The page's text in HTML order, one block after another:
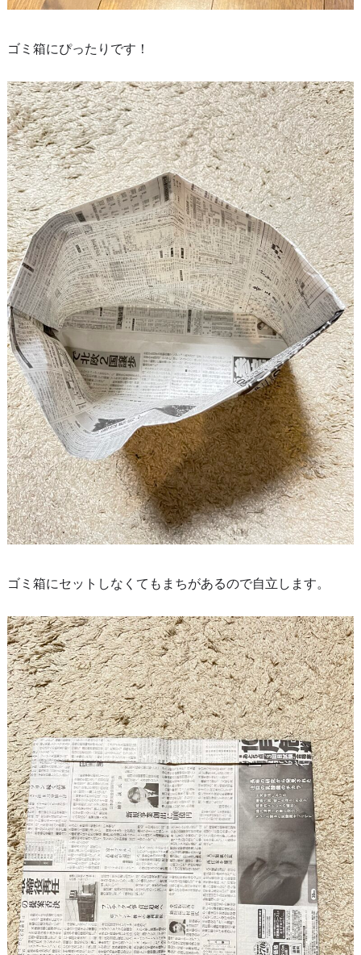
ゴミ箱にぴったりです！
ゴミ箱にセットしなくてもまちがあるので自立します。